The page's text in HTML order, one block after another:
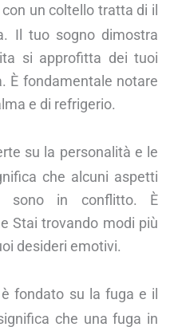
un coltello tratta di il
Il tuo sogno dimostra
si approfitta dei tuoi
È fondamentale notare
e di refrigerio.
su la personalità e le
che alcuni aspetti
sono in conflitto. È
Stai trovando modi più
desideri emotivi.
fondato su la fuga e il
che una fuga in